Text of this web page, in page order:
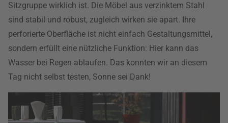
Sitzgruppe wirklich ist. Die Möbel aus verzinktem Stahl
sind stabil und robust, zugleich wirken sie apart. Ihre
perforierte Oberfläche ist nicht einfach Gestaltungsmittel,
sondern erfüllt eine nützliche Funktion: Hier kann das
Wasser bei Regen ablaufen. Das konnten wir an diesem
Tag nicht selbst testen, Sonne sei Dank!